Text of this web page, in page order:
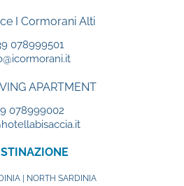
I Cormorani Alti
078999501
APARTMENT
078999002
| NORTH SARDINIA